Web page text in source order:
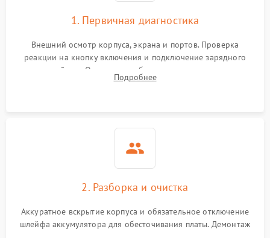
Перегрев из‑за пыли,
неисправности кулера
Выход из строя SSD или
HDD: медленная загрузка,
2000 ₽
Проблемы Wi‑Fi или
2500 ₽
1. Первичная диагностика
Внешний осмотр корпуса, экрана и портов. Проверка
реакции на кнопку включения и подключение зарядного
устройства. Оценка потребления тока с помощью
лабораторного блока питания для локализации проблемы.
Подробнее
2. Разборка и очистка
Аккуратное вскрытие корпуса и обязательное отключение
шлейфа аккумулятора для обесточивания платы. Демонтаж